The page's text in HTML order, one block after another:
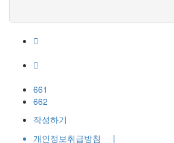
661
662
작성하기
개인정보취급방침 |